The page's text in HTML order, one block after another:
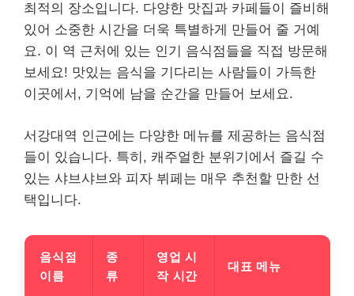
최적의 장소입니다. 다양한 맛집과 카페들이 즐비해
있어 소중한 시간을 더욱 특별하게 만들어 줄 거예
요. 이 역 근처에 있는 인기 음식점들을 직접 방문해
보세요! 맛있는 음식을 기다리는 사람들이 가득한
이곳에서, 기억에 남을 순간을 만들어 보세요.
서강대역 인근에는 다양한 메뉴를 제공하는 음식점
들이 있습니다. 특히, 캐주얼한 분위기에서 즐길 수
있는 샤브샤브와 피자 뷔페는 매우 추천할 만한 선
택입니다.
음식점
이름
종
류
영업 시
작 시간
대표 메뉴